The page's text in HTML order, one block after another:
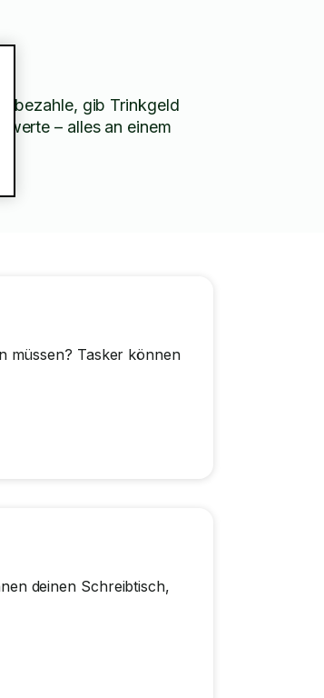
bezahle, gib Trinkgeld
– alles an einem
müssen? Tasker können
deinen Schreibtisch,